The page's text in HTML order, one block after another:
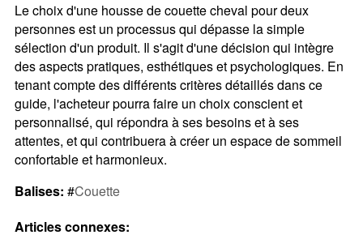
Le choix d'une housse de couette cheval pour deux
personnes est un processus qui dépasse la simple
sélection d'un produit. Il s'agit d'une décision qui intègre
des aspects pratiques, esthétiques et psychologiques. En
tenant compte des différents critères détaillés dans ce
guide, l'acheteur pourra faire un choix conscient et
personnalisé, qui répondra à ses besoins et à ses
attentes, et qui contribuera à créer un espace de sommeil
confortable et harmonieux.
Balises: #Couette
Articles connexes: